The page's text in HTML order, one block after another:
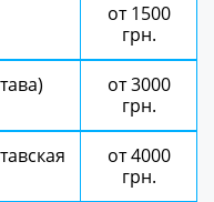
от 1500
грн.
от 3000
грн.
от 4000
грн.